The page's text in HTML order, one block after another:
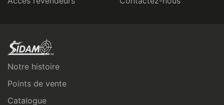
Notre histoire
Points de vente
Catalogue